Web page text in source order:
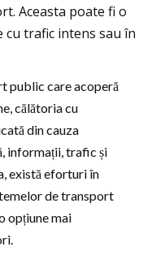
Aceasta poate fi o
cu trafic intens sau în
public care acoperă
călătoria cu
din cauza
informații, trafic și
există eforturi în
de transport
opțiune mai